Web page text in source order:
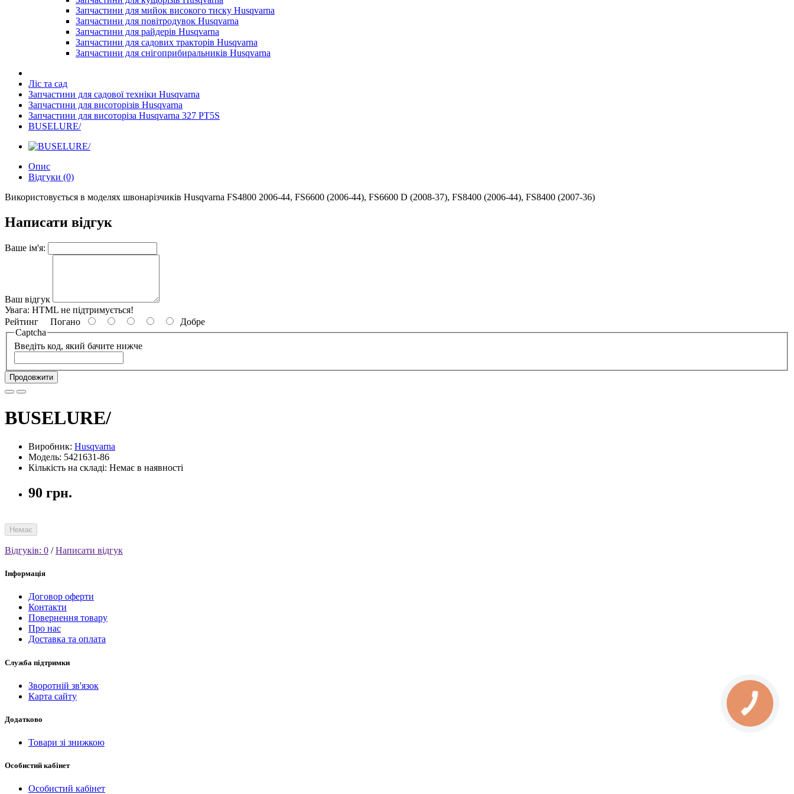
Запчастини для мийок високого тиску Husqvarna
Запчастини для повітродувок Husqvarna
Запчастини для райдерів Husqvarna
Запчастини для садових тракторів Husqvarna
Запчастини для снігоприбиральників Husqvarna
Ліс та сад
Запчастини для садової техніки Husqvarna
Запчастини для висоторізів Husqvarna
Запчастини для висоторіза Husqvarna 327 PT5S
BUSELURE/
Опис
Відгуки (0)
Використовується в моделях швонарізчиків Husqvarna FS4800 2006-44, FS6600 (2006-44), FS6600 D (2008-37), FS8400 (2006-44), FS8400 (2007-36)
Написати відгук
Ваше ім'я:
Ваш відгук
Увага: HTML не підтримується!
Рейтинг Погано
Добре
Captcha
Введіть код, який бачите нижче
Продовжити
BUSELURE/
Виробник: Husqvarna
Модель: 5421631-86
Кількість на складі: Немає в наявності
90 грн.
Немає
Відгуків: 0 /Написати відгук
Інформація
Договор оферти
Контакти
Повернення товару
Про нас
Доставка та оплата
Служба підтримки
Зворотній зв'язок
Карта сайту
Додатково
Товари зі знижкою
Особистий кабінет
Особистий кабінет